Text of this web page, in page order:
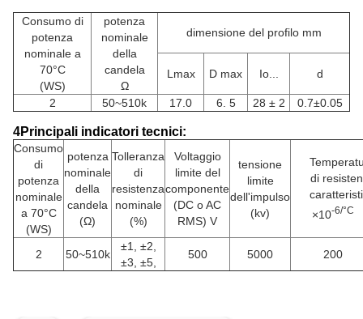
Consumo di
potenza
nominale a
70°C
(WS)
potenza
nominale
della
candela
Ω
dimensione del profilo mm
Lmax D max Io... d
2 50~510k 17.0 6. 5 28 ± 2 0.7±0.05
4Principali indicatori tecnici:
Consumo
di
potenza
nominale
a 70°C
(WS)
potenza
nominale
della
candela
(Ω)
Tolleranza
di
resistenza
nominale
(%)
Voltaggio
limite del
componente
(DC o AC
RMS) V
tensione
limite
dell'impulso
(kv)
di
×10-6/°C
2 50~510k
±1, ±2,
±3, ±5,
500 5000 200